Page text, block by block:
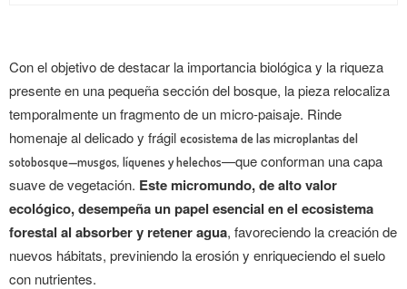
Con el objetivo de destacar la importancia biológica y la riqueza
presente en una pequeña sección del bosque, la pieza relocaliza
temporalmente un fragmento de un micro-paisaje. Rinde
homenaje al delicado y frágil ecosistema de las microplantas del
sotobosque—musgos, líquenes y helechos—que conforman una capa
suave de vegetación. Este micromundo, de alto valor
ecológico, desempeña un papel esencial en el ecosistema
forestal al absorber y retener agua, favoreciendo la creación de
nuevos hábitats, previniendo la erosión y enriqueciendo el suelo
con nutrientes.